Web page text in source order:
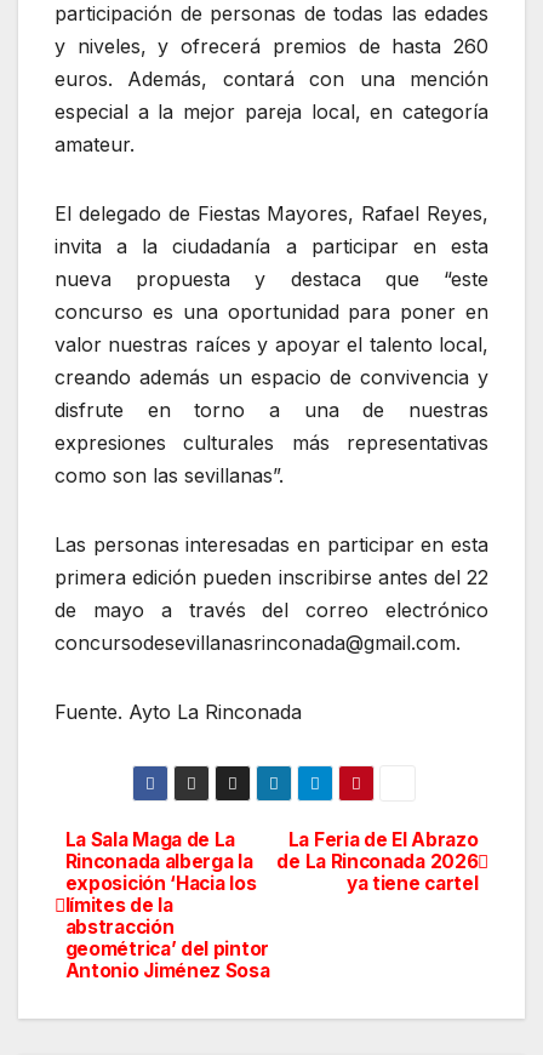
participación de personas de todas las edades
y niveles, y ofrecerá premios de hasta 260
euros. Además, contará con una mención
especial a la mejor pareja local, en categoría
amateur.
El delegado de Fiestas Mayores, Rafael Reyes,
invita a la ciudadanía a participar en esta
nueva propuesta y destaca que “este
concurso es una oportunidad para poner en
valor nuestras raíces y apoyar el talento local,
creando además un espacio de convivencia y
disfrute en torno a una de nuestras
expresiones culturales más representativas
como son las sevillanas”.
Las personas interesadas en participar en esta
primera edición pueden inscribirse antes del 22
de mayo a través del correo electrónico
concursodesevillanasrinconada@gmail.com.
Fuente. Ayto La Rinconada
Navegación
de
entradas
La Feria de El Abrazo
de La Rinconada 2026
ya tiene cartel
La Sala Maga de La
Rinconada alberga la
exposición ‘Hacia los
límites de la
abstracción
geométrica’ del pintor
Antonio Jiménez Sosa